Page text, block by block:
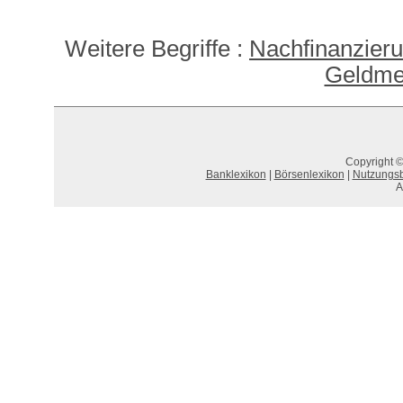
Weitere Begriffe :
Copyright
Banklexikon
Börsenlexikon